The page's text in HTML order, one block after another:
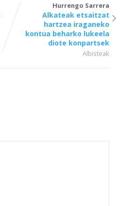
Hurrengo Sarrera
Alkateak etsaitzat
hartzea iraganeko
kontua beharko lukeela
diote konpartsek
Albisteak